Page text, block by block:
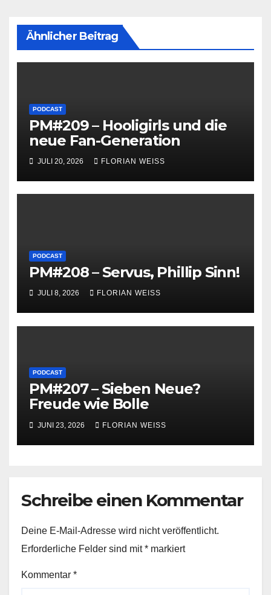
Ähnlicher Beitrag
PODCAST
PM#209 – Hooligirls und die
neue Fan-Generation
JULI 20, 2026 FLORIAN WEISS
PODCAST
PM#208 – Servus, Phillip Sinn!
JULI 8, 2026 FLORIAN WEISS
PODCAST
PM#207 – Sieben Neue?
Freude wie Bolle
JUNI 23, 2026 FLORIAN WEISS
Schreibe einen Kommentar
Deine E-Mail-Adresse wird nicht veröffentlicht.
Erforderliche Felder sind mit* markiert
Kommentar *